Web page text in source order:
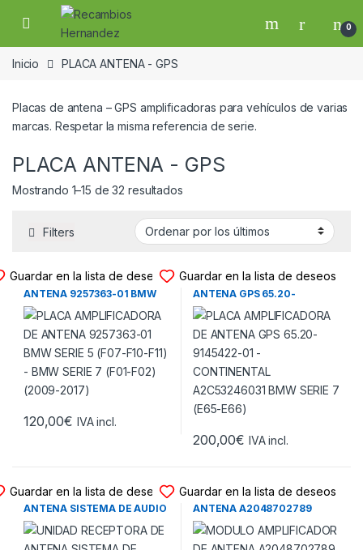
Skip to navigation
Skip to content
Open 0
Inicio PLACA ANTENA - GPS
Placas de antena – GPS amplificadoras para vehículos de varias
marcas. Respetar la misma referencia de serie.
PLACA ANTENA - GPS
Mostrando 1–15 de 32 resultadosOrdenado por los últimos
Filters
Guardar en la lista de deseos
PLACA AMPLIFICADORA DE
ANTENA 9257363-01 BMW
SERIE 5 (F07-F10-F11) – BMW
SERIE 7 (F01-F02) (2009-
2017)
120,00€ IVA incl.
Guardar en la lista de deseos
PLACA AMPLIFICADORA DE
ANTENA GPS 65.20-
9145422-01 – CONTINENTAL
A2C53246031 BMW SERIE 7
(E65-E66)
200,00€ IVA incl.
Guardar en la lista de deseos
UNIDAD RECEPTORA DE
ANTENA SISTEMA DE AUDIO
BDMD-66T30 MAZDA 3 –
MAZDA CX-30 (2019-2024)
Guardar en la lista de deseos
MODULO AMPLIFICADOR DE
ANTENA A2048702789
MERCEDES BENZ CLASE C
FAMILIAR (W204) (2007-
2014)